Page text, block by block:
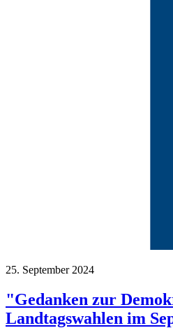
25. September 2024
"Gedanken zur
Landtagswahlen im